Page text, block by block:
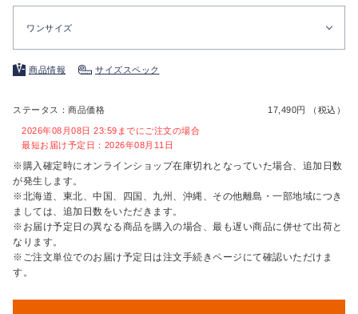
ワンサイズ
商品情報 サイズスペック
ステータス：商品価格 17,490円 （税込）
2026年08月08日 23:59までにご注文の場合
最短お届け予定日：2026年08月11日
※購入確定時にオンラインショップ在庫切れとなっていた場合、追加日数
が発生します。
※北海道、東北、中国、四国、九州、沖縄、その他離島・一部地域につき
ましては、追加日数をいただきます。
※お届け予定日の異なる商品を購入の場合、最も遅い商品に併せて出荷と
なります。
※ご注文単位でのお届け予定日は注文手続きページにて確認いただけま
す。